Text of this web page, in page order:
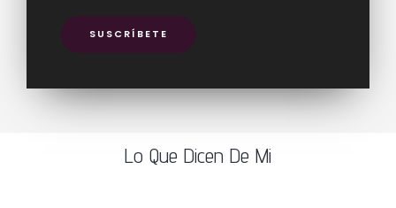
SUSCRÍBETE
Lo Que Dicen De Mi